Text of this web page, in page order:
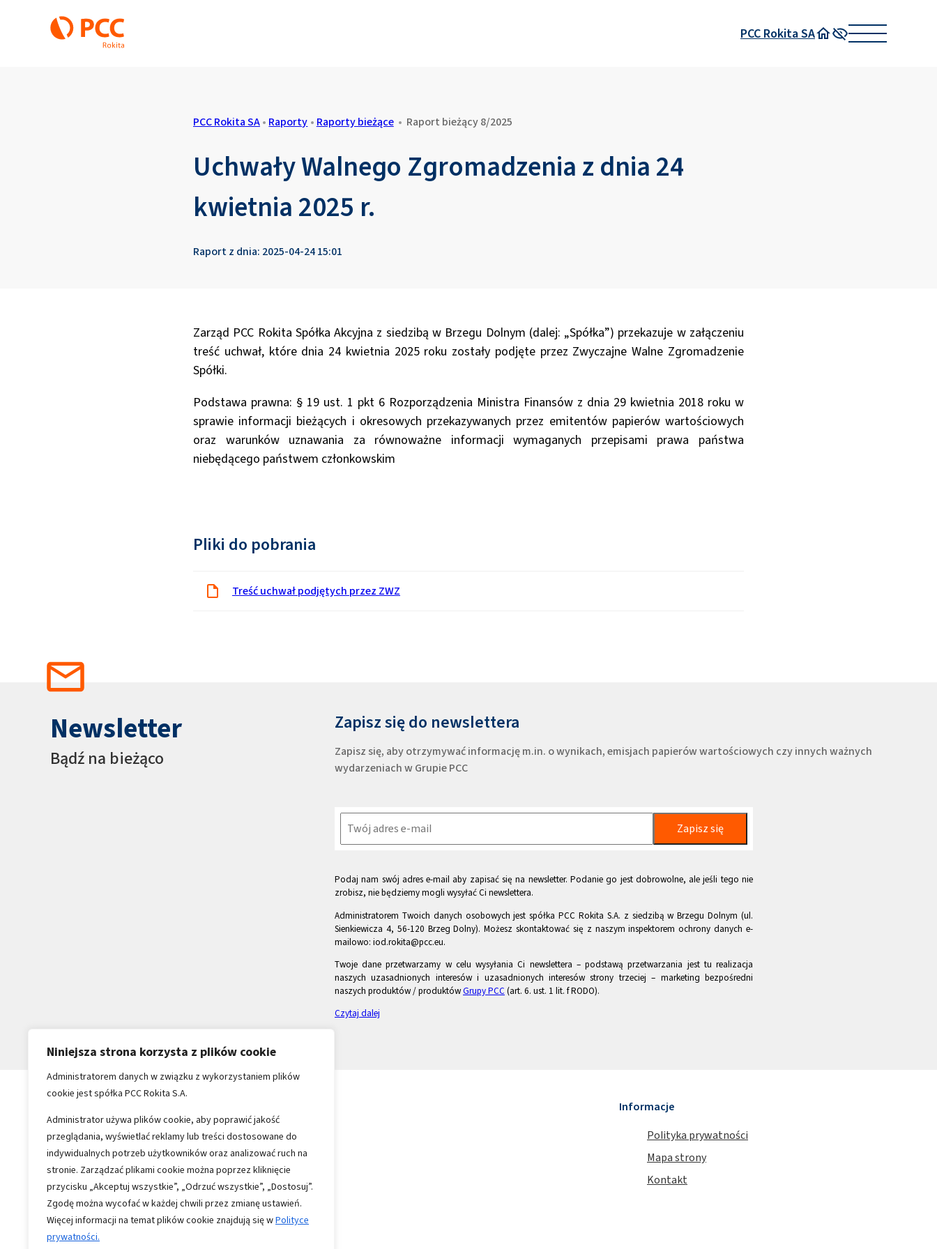
Niniejsza strona korzysta z plików cookie
Administratorem danych w związku z wykorzystaniem plików
cookie jest spółka PCC Rokita S.A.
Administrator używa plików cookie, aby poprawić jakość
przeglądania, wyświetlać reklamy lub treści dostosowane do
indywidualnych potrzeb użytkowników oraz analizować ruch na
stronie. Zarządzać plikami cookie można poprzez kliknięcie
przycisku „Akceptuj wszystkie”, „Odrzuć wszystkie”, „Dostosuj”.
Zgodę można wycofać w każdej chwili przez zmianę ustawień.
Więcej informacji na temat plików cookie znajdują się wPolityce
prywatności.
PCC Rokita SA
Strona główna
Wysoki kontrast
PCC Rokita SA• Raporty • Raporty bieżące • Raport bieżący 8/2025
Uchwały Walnego Zgromadzenia z dnia 24
kwietnia 2025 r.
Raport z dnia: 2025-04-24 15:01
Zarząd PCC Rokita Spółka Akcyjna z siedzibą w Brzegu Dolnym (dalej: „Spółka”) przekazuje w załączeniu
treść uchwał, które dnia 24 kwietnia 2025 roku zostały podjęte przez Zwyczajne Walne Zgromadzenie
Spółki.
Podstawa prawna: § 19 ust. 1 pkt 6 Rozporządzenia Ministra Finansów z dnia 29 kwietnia 2018 roku w
sprawie informacji bieżących i okresowych przekazywanych przez emitentów papierów wartościowych
oraz warunków uznawania za równoważne informacji wymaganych przepisami prawa państwa
niebędącego państwem członkowskim
Pliki do pobrania
Treść uchwał podjętych przez ZWZ
Newsletter
Bądź na bieżąco
Zapisz się do newslettera
Zapisz się, aby otrzymywać informację m.in. o wynikach, emisjach papierów wartościowych czy innych ważnych
wydarzeniach w Grupie PCC
Zapisz się
Podaj nam swój adres e-mail aby zapisać się na newsletter. Podanie go jest dobrowolne, ale jeśli tego nie
zrobisz, nie będziemy mogli wysyłać Ci newslettera.
Administratorem Twoich danych osobowych jest spółka PCC Rokita S.A. z siedzibą w Brzegu Dolnym (ul.
Sienkiewicza 4, 56-120 Brzeg Dolny). Możesz skontaktować się z naszym inspektorem ochrony danych e-
mailowo: iod.rokita@pcc.eu.
Twoje dane przetwarzamy w celu wysyłania Ci newslettera – podstawą przetwarzania jest tu realizacja
naszych uzasadnionych interesów i uzasadnionych interesów strony trzeciej – marketing bezpośredni
naszych produktów / produktówGrupy PCC (art. 6. ust. 1 lit. f RODO).
Czytaj dalej
Informacje
Polityka prywatności
Mapa strony
Kontakt